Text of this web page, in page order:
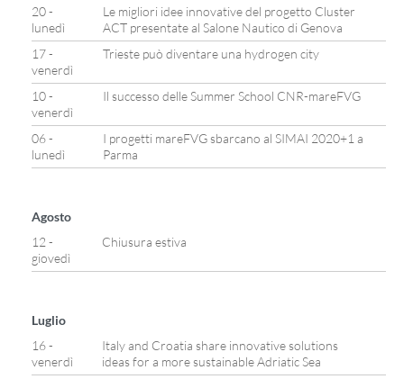
20 -
lunedì
Le migliori idee innovative del progetto Cluster
ACT presentate al Salone Nautico di Genova
17 -
venerdì
Trieste può diventare una hydrogen city
10 -
venerdì
Il successo delle Summer School CNR-mareFVG
06 -
lunedì
I progetti mareFVG sbarcano al SIMAI 2020+1 a
Parma
Agosto
12 -
giovedì
Chiusura estiva
Luglio
16 -
venerdì
Italy and Croatia share innovative solutions
ideas for a more sustainable Adriatic Sea